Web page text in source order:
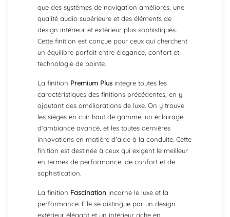
que des systèmes de navigation améliorés, une
qualité audio supérieure et des éléments de
design intérieur et extérieur plus sophistiqués.
Cette finition est conçue pour ceux qui cherchent
un équilibre parfait entre élégance, confort et
technologie de pointe.
La finition Premium Plus intègre toutes les
caractéristiques des finitions précédentes, en y
ajoutant des améliorations de luxe. On y trouve
les sièges en cuir haut de gamme, un éclairage
d'ambiance avancé, et les toutes dernières
innovations en matière d'aide à la conduite. Cette
finition est destinée à ceux qui exigent le meilleur
en termes de performance, de confort et de
sophistication.
La finition Fascination incarne le luxe et la
performance. Elle se distingue par un design
extérieur élégant et un intérieur riche en